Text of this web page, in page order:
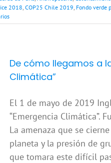
2018, COP25 Chile 2019, Fondo verde
De cómo llegamos a
Climática”
El 1 de mayo de 2019
“Emergencia Climática”.
La amenaza que se
planeta y la presión de
que tomara este difícil